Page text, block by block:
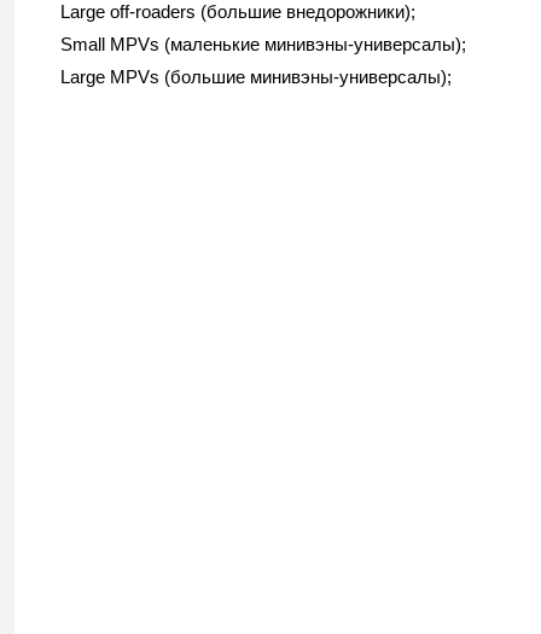
Large off-roaders (большие внедорожники);
Small MPVs (маленькие минивэны-универсалы);
Large MPVs (большие минивэны-универсалы);